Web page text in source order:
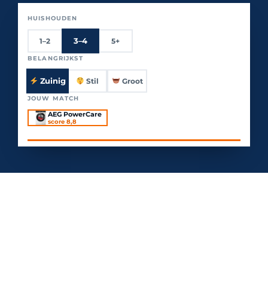
HUISHOUDEN
1–2 3–4 5+
BELANGRIJKST
Zuinig Stil Groot
JOUW MATCH
AEG PowerCare
score 8,8